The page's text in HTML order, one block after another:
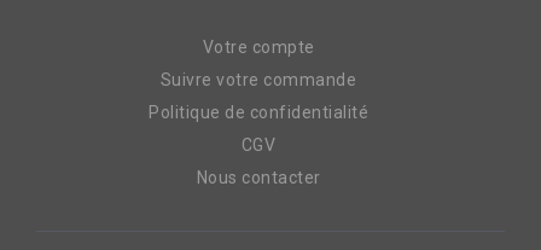
Votre compte
Suivre votre commande
Politique de confidentialité
CGV
Nous contacter